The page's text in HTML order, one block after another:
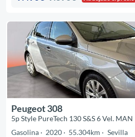
Peugeot 308
5p Style PureTech 130 S&S 6 Vel. MAN
Gasolina
2020 55.304km Sevilla